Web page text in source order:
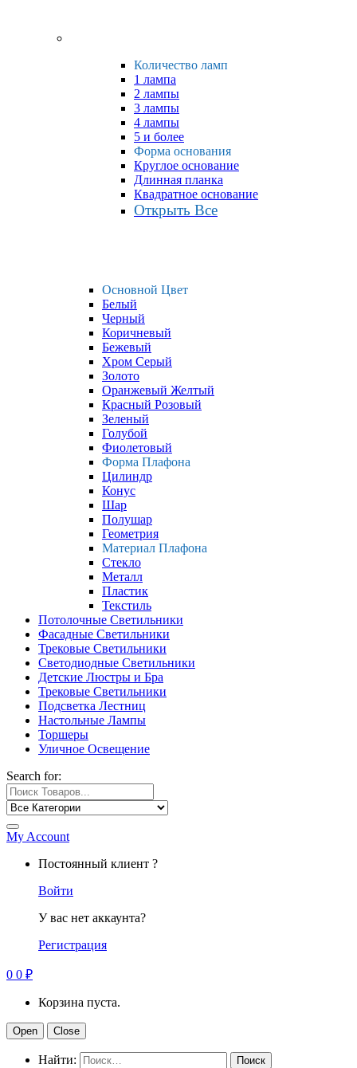
Количество ламп
1 лампа
2 лампы
3 лампы
4 лампы
5 и более
Форма основания
Круглое основание
Длинная планка
Квадратное основание
Открыть Все
Основной Цвет
Белый
Черный
Коричневый
Бежевый
Хром Серый
Золото
Оранжевый Желтый
Красный Розовый
Зеленый
Голубой
Фиолетовый
Форма Плафона
Цилиндр
Конус
Шар
Полушар
Геометрия
Материал Плафона
Стекло
Металл
Пластик
Текстиль
Потолочные Светильники
Фасадные Светильники
Трековые Светильники
Светодиодные Светильники
Детские Люстры и Бра
Трековые Светильники
Подсветка Лестниц
Настольные Лампы
Торшеры
Уличное Освещение
Search for:
My Account
Постоянный клиент ?
Войти
У вас нет аккаунта?
Регистрация
0 0 ₽
Корзина пуста.
Open Close
Найти: